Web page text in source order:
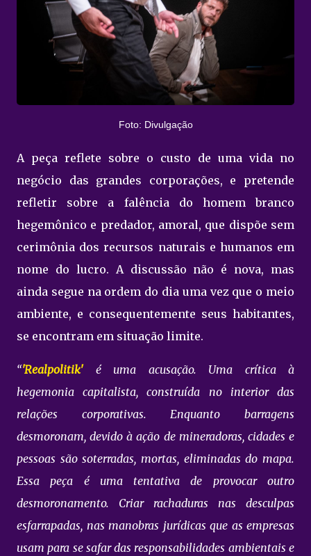
Foto: Divulgação
A peça reflete sobre o custo de uma vida no
negócio das grandes corporações, e pretende
refletir sobre a falência do homem branco
hegemônico e predador, amoral, que dispõe sem
cerimônia dos recursos naturais e humanos em
nome do lucro. A discussão não é nova, mas
ainda segue na ordem do dia uma vez que o meio
ambiente, e consequentemente seus habitantes,
se encontram em situação limite.
“'Realpolitik'é uma acusação. Uma crítica à
hegemonia capitalista, construída no interior das
relações corporativas. Enquanto barragens
desmoronam, devido à ação de mineradoras, cidades e
pessoas são soterradas, mortas, eliminadas do mapa.
Essa peça é uma tentativa de provocar outro
desmoronamento. Criar rachaduras nas desculpas
esfarrapadas, nas manobras jurídicas que as empresas
usam para se safar das responsabilidades ambientais e